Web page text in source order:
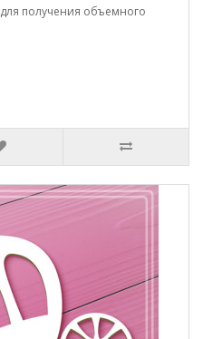
получения объемного